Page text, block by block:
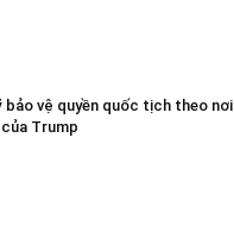
bảo vệ quyền quốc tịch theo nơi
Trump